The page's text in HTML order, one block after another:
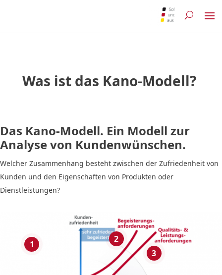
Was ist das Kano-Modell?
Das Kano-Modell. Ein Modell zur
Analyse von Kundenwünschen.
Welcher Zusammenhang besteht zwischen der Zufriedenheit von
Kunden und den Eigenschaften von Produkten oder
Dienstleistungen?
1
2
3